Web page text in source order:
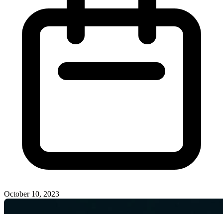
October 10, 2023